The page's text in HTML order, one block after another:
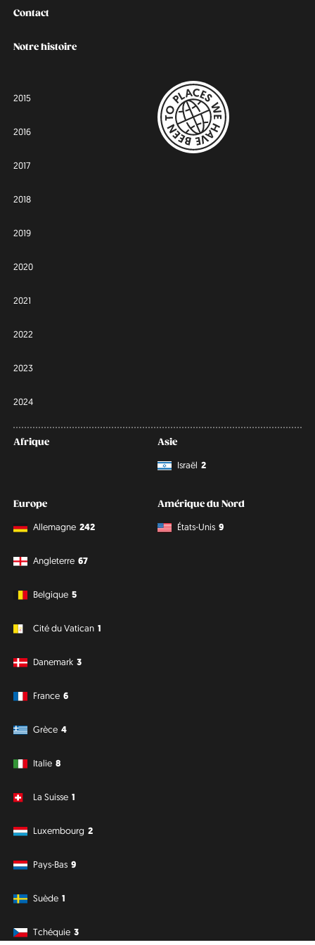
Contact
Notre histoire
2015
2016
2017
2018
2019
2020
2021
2022
2023
2024
Afrique
Asie
Israël 2
Europe
Allemagne 242
Angleterre 67
Belgique 5
Cité du Vatican 1
Danemark 3
France 6
Grèce 4
Italie 8
La Suisse 1
Luxembourg 2
Pays-Bas 9
Suède 1
Tchéquie 3
Amérique du Nord
États-Unis 9